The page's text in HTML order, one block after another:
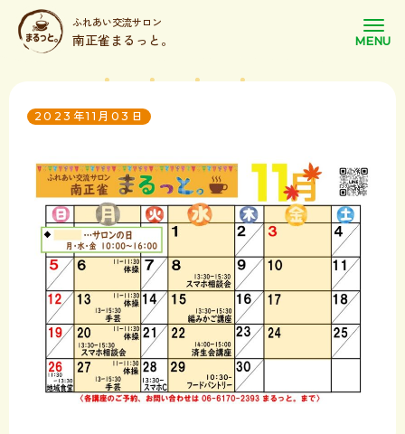
ふれあい交流サロン
南正雀まるっと。
2023年11月03日